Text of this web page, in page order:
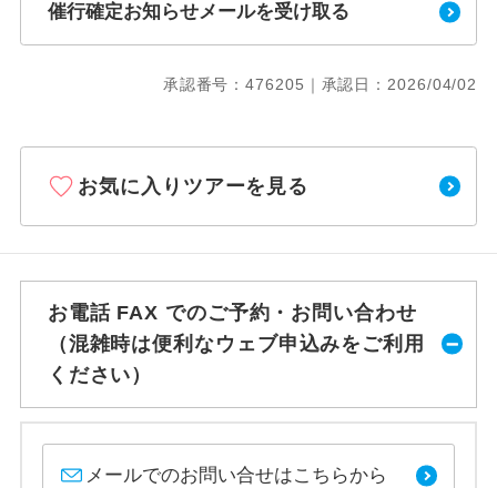
催行確定お知らせメールを受け取る
承認番号：476205｜承認日：2026/04/02
お気に入りツアーを見る
お電話 FAX でのご予約・お問い合わせ
（混雑時は便利なウェブ申込みをご利用
ください）
メールでのお問い合せはこちらから